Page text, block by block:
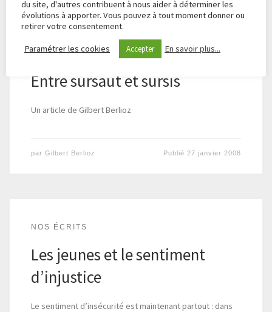
NOS ÉCRITS
Entre sursaut et sursis
Un article de Gilbert Berlioz
par Gilbert Berlioz Publié 27 janvier 2008
NOS ÉCRITS
Les jeunes et le sentiment
d’injustice
Le sentiment d’insécurité est maintenant partout : dans
du site, d'autres contribuent à nous aider à déterminer les
évolutions à apporter. Vous pouvez à tout moment donner ou
retirer votre consentement.
Paramétrer les cookies Accepter En savoir plus...